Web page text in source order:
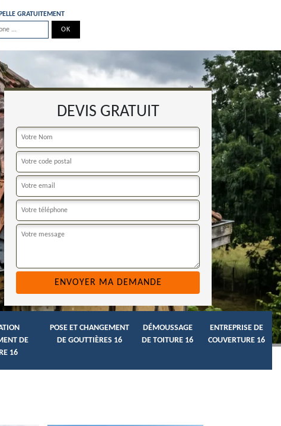
GRATUITEMENT
DEVIS GRATUIT
DE
16
POSE ET CHANGEMENT
DE GOUTTIÈRES 16
DÉMOUSSAGE
DE TOITURE 16
ENTREPRISE DE
COUVERTURE 16